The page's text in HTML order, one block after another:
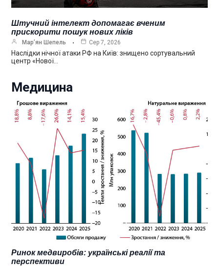
Штучний інтелект допомагає вченим
прискорити пошук нових ліків
Мар’ян Шепель Сер 7, 2026
Наслідки нічної атаки РФ на Київ: знищено сортувальний
центр «Нової…
Медицина
Ринок медвиробів: українські реалії та
перспективи